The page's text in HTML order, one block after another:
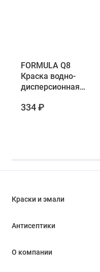
FORMULA Q8
Краска водно-
дисперсионная
матовая 2.7 кг
334 ₽
Краски и эмали
Антисептики
О компании